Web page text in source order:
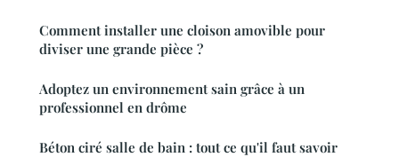
Comment installer une cloison amovible pour
diviser une grande pièce ?
Adoptez un environnement sain grâce à un
professionnel en drôme
Béton ciré salle de bain : tout ce qu'il faut savoir